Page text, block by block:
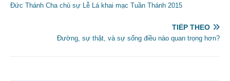
Đức Thánh Cha chủ sự Lễ Lá khai mạc Tuần Thánh 2015
TIẾP THEO
Đường, sự thật, và sự sống điều nào quan trọng hơn?